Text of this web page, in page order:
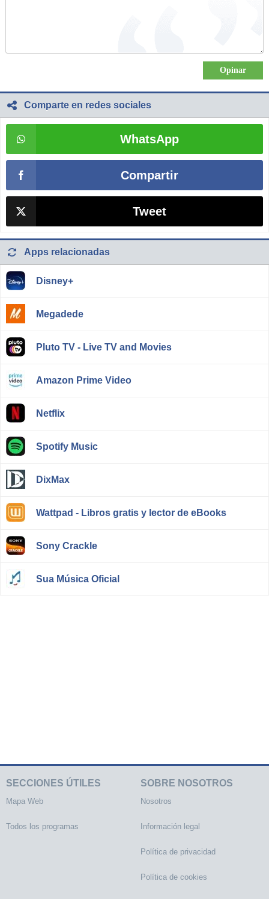
Comparte en redes sociales
WhatsApp
Compartir
Tweet
Apps relacionadas
Disney+
Megadede
Pluto TV - Live TV and Movies
Amazon Prime Video
Netflix
Spotify Music
DixMax
Wattpad - Libros gratis y lector de eBooks
Sony Crackle
Sua Música Oficial
SECCIONES ÚTILES
Mapa Web
Todos los programas
SOBRE NOSOTROS
Nosotros
Información legal
Política de privacidad
Política de cookies